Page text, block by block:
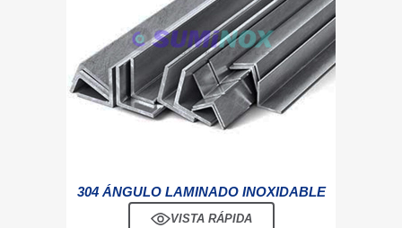
304 ÁNGULO LAMINADO INOXIDABLE
VISTA RÁPIDA